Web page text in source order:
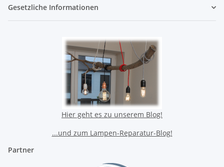
Gesetzliche Informationen
Hier geht es zu unserem Blog!
...und zum Lampen-Reparatur-Blog!
Partner